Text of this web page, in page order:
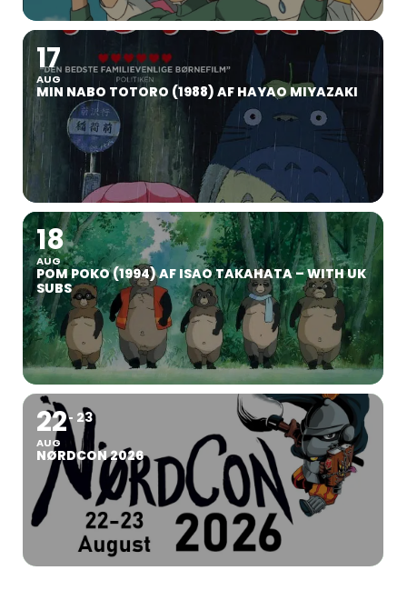
17
AUG
MIN NABO TOTORO (1988) AF HAYAO MIYAZAKI
18
AUG
POM POKO (1994) AF ISAO TAKAHATA – WITH UK
SUBS
22
AUG
23
NØRDCON 2026